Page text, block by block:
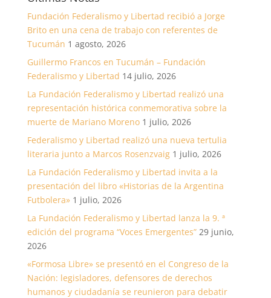
Fundación Federalismo y Libertad recibió a Jorge
Brito en una cena de trabajo con referentes de
Tucumán 1 agosto, 2026
Guillermo Francos en Tucumán – Fundación
Federalismo y Libertad 14 julio, 2026
La Fundación Federalismo y Libertad realizó una
representación histórica conmemorativa sobre la
muerte de Mariano Moreno 1 julio, 2026
Federalismo y Libertad realizó una nueva tertulia
literaria junto a Marcos Rosenzvaig 1 julio, 2026
La Fundación Federalismo y Libertad invita a la
presentación del libro «Historias de la Argentina
Futbolera» 1 julio, 2026
La Fundación Federalismo y Libertad lanza la 9. ª
edición del programa “Voces Emergentes” 29 junio,
2026
«Formosa Libre» se presentó en el Congreso de la
Nación: legisladores, defensores de derechos
humanos y ciudadanía se reunieron para debatir